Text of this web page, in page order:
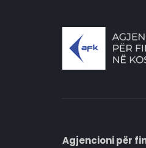
Agjencioni për